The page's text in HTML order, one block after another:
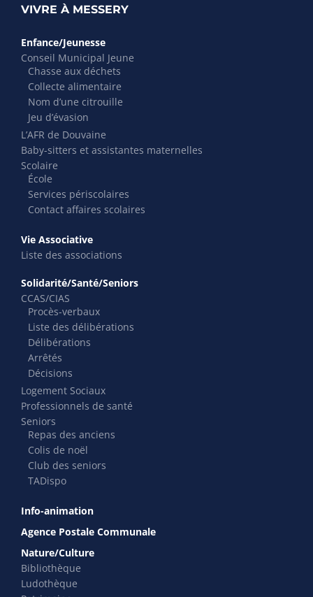
VIVRE À MESSERY
Enfance/Jeunesse
Conseil Municipal Jeune
Chasse aux déchets
Collecte alimentaire
Nom d’une citrouille
Jeu d’évasion
L’AFR de Douvaine
Baby-sitters et assistantes maternelles
Scolaire
École
Services périscolaires
Contact affaires scolaires
Vie Associative
Liste des associations
Solidarité/Santé/Seniors
CCAS/CIAS
Procès-verbaux
Liste des délibérations
Délibérations
Arrêtés
Décisions
Logement Sociaux
Professionnels de santé
Seniors
Repas des anciens
Colis de noël
Club des seniors
TADispo
Info-animation
Agence Postale Communale
Nature/Culture
Bibliothèque
Ludothèque